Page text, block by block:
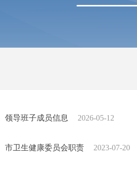
领导班子成员信息 2026-05-12
市卫生健康委员会职责 2023-07-20